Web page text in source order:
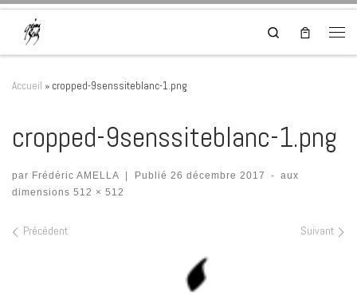
Skip to content
Search
Accueil » cropped-9senssiteblanc-1.png
cropped-9senssiteblanc-1.png
par Frédéric AMELLA | Publié 26 décembre 2017 -
aux
dimensions 512 × 512
Navigation dans les images
Précédent Suivant